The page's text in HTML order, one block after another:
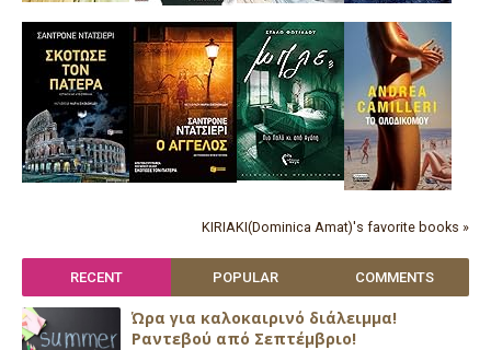
KIRIAKI(Dominica Amat)'s favorite books »
RECENT POPULAR COMMENTS
Ώρα για καλοκαιρινό διάλειμμα!
Ραντεβού από Σεπτέμβριο!